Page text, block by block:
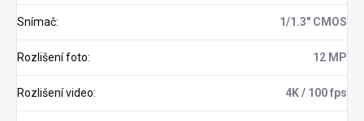
Snímač: 1/1.3" CMOS
Rozlišení foto: 12 MP
Rozlišení video: 4K / 100 fps